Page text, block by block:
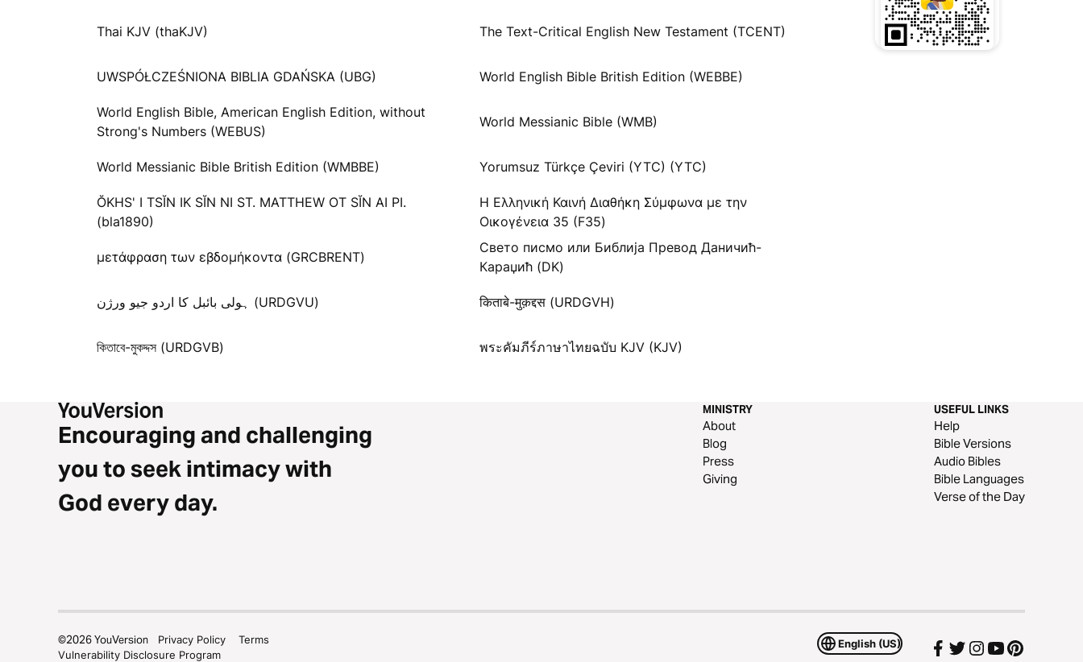
Thai KJV (thaKJV) The Text-Critical English New Testament (TCENT)
UWSPÓŁCZEŚNIONA BIBLIA GDAŃSKA (UBG) World English Bible British Edition (WEBBE)
World English Bible, American English Edition, without
Strong's Numbers (WEBUS)
World Messianic Bible (WMB)
World Messianic Bible British Edition (WMBBE) Yorumsuz Türkçe Çeviri (YTC) (YTC)
ŎKHS' I TSĬN IK SĬN NI ST. MATTHEW OT SĬN AI PI.
(bla1890)
Η Ελληνική Καινή Διαθήκη Σύμφωνα με την
Οικογένεια 35 (F35)
μετάφραση των εβδομήκοντα (GRCBRENT)
Свето писмо или Библија Превод Даничић-
Караџић (DK)
ہولی بائبل کا اردو جیو ورژن (URDGVU) किताबे-मुक़द्दस (URDGVH)
কিতাবে-মুকদ্দস (URDGVB) พระคัมภีร์ภาษาไทยฉบับ KJV (KJV)
Encouraging and challenging
you to seek intimacy with
God every day.
MINISTRY
About
Blog
Press
Giving
USEFUL LINKS
Help
Bible Versions
Audio Bibles
Bible Languages
Verse of the Day
English (US)
©2026YouVersion Privacy Policy
Terms
Vulnerability Disclosure Program